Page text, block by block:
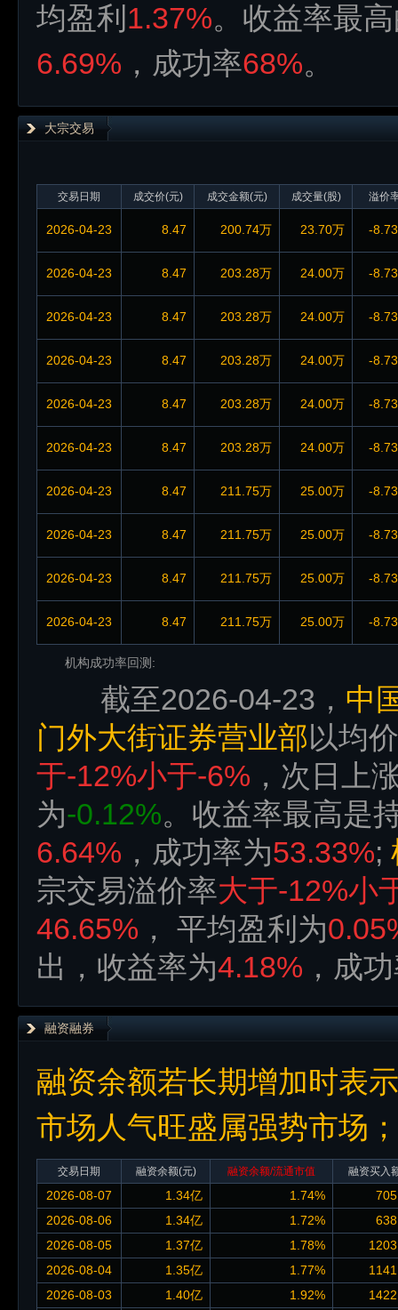
均盈利 1.37%。收益率最
6.69% ，成功率68%。
大宗交易
交易日期 成交价(元) 成交金额(元) 成交量(股) 溢价
2026-04-23 8.47 200.74万 23.70万 -
2026-04-23 8.47 203.28万 24.00万 -
2026-04-23 8.47 203.28万 24.00万 -
2026-04-23 8.47 203.28万 24.00万 -
2026-04-23 8.47 203.28万 24.00万 -
2026-04-23 8.47 203.28万 24.00万 -
2026-04-23 8.47 211.75万 25.00万 -
2026-04-23 8.47 211.75万 25.00万 -
2026-04-23 8.47 211.75万 25.00万 -
2026-04-23 8.47 211.75万 25.00万 -
机构成功率回测:
截至2026-04-23， 中
门外大街证券营业部 以均价
于-12%小于-6% ，次日上
为-0.12%。收益率最高是
6.64% ，成功率为53.33%;
宗交易溢价率大于-12%小
46.65% ， 平均盈利为
出，收益率为4.18% ，成
融资融券
融资余额若长期增加时表
市场人气旺盛属强势市场
交易日期 融资余额(元) 融资余额/流通市值 融资买入
2026-08-07 1.34亿 1.74%
2026-08-06
1.34亿 1.72%
2026-08-05
1.37亿 1.78%
2026-08-04
1.35亿 1.77%
2026-08-03
1.40亿 1.92%